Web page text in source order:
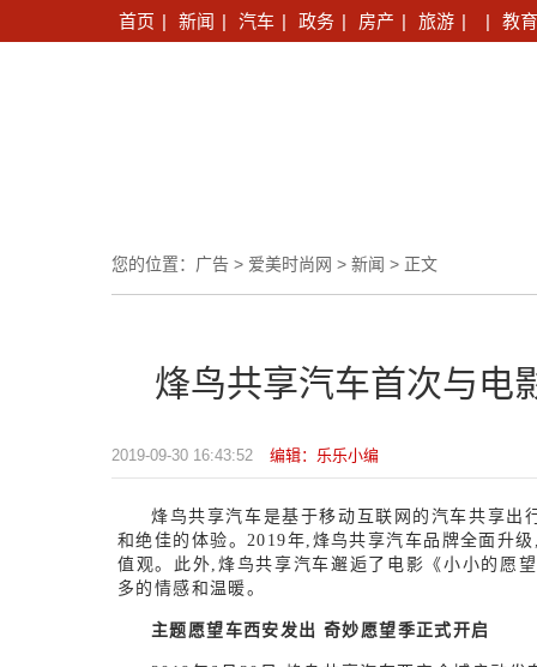
首页 | 新闻 | 汽车 | 政务 | 房产 | 旅游 | | 教育
您的位置： 广告 > 爱美时尚网 > 新闻 > 正文
烽鸟共享汽车首次与电
2019-09-30 16:43:52 编辑：乐乐小编
烽鸟共享汽车是基于移动互联网的汽车共享出
和绝佳的体验。2019年,烽鸟共享汽车品牌全面升
值观。此外,烽鸟共享汽车邂逅了电影《小小的愿
多的情感和温暖。
主题愿望车西安发出 奇妙愿望季正式开启